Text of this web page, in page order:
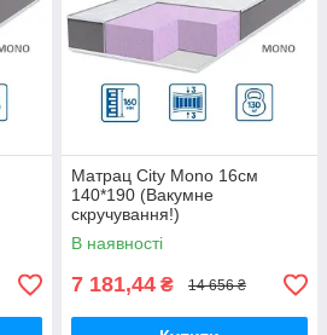
Матрац City Mono 16см
140*190 (Вакумне
скручування!)
В наявності
7 181,44 ₴ 14 656 ₴